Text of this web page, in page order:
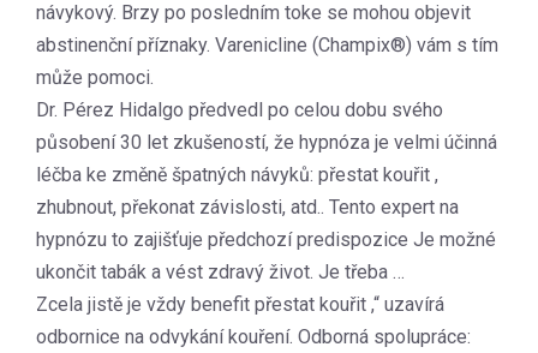
návykový. Brzy po posledním toke se mohou objevit
abstinenční příznaky. Varenicline (Champix®) vám s tím
může pomoci.
Dr. Pérez Hidalgo předvedl po celou dobu svého
působení 30 let zkušeností, že hypnóza je velmi účinná
léčba ke změně špatných návyků: přestat kouřit ,
zhubnout, překonat závislosti, atd.. Tento expert na
hypnózu to zajišťuje předchozí predispozice Je možné
ukončit tabák a vést zdravý život. Je třeba …
Zcela jistě je vždy benefit přestat kouřit ,“ uzavírá
odbornice na odvykání kouření. Odborná spolupráce: